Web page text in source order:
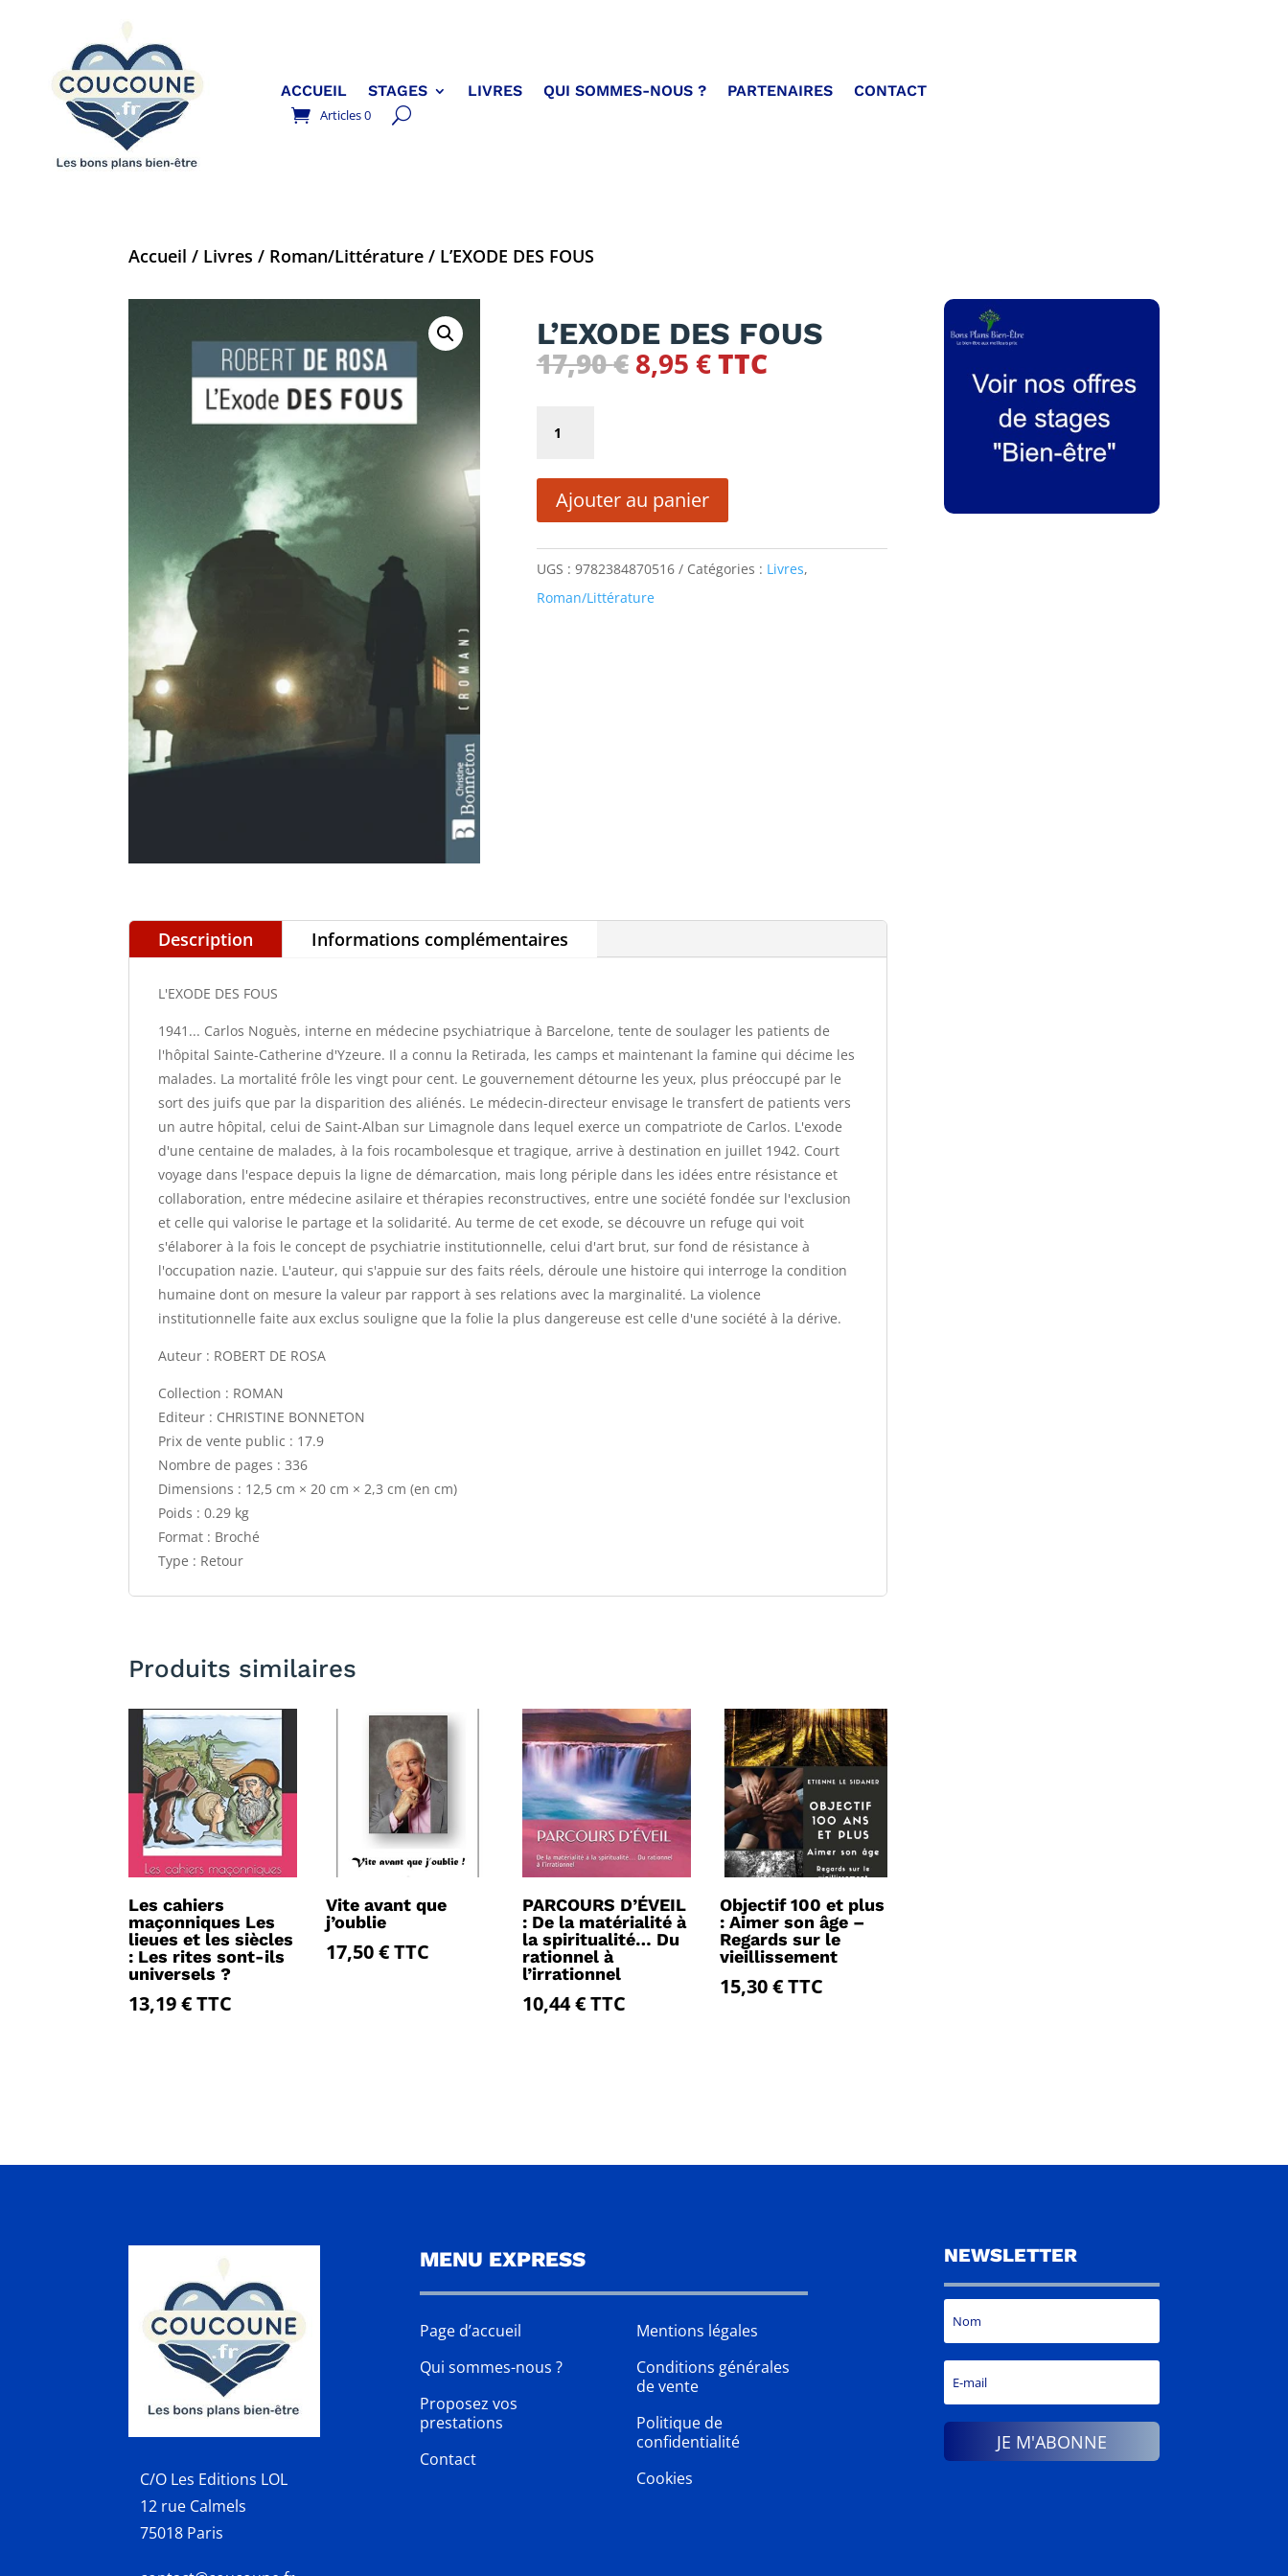
ACCUEIL STAGES LIVRES QUI SOMMES-NOUS ? PARTENAIRES CONTACT
Articles 0
Accueil / Livres / Roman/Littérature / L’EXODE DES FOUS
L’EXODE DES FOUS
17,90€ Le
17,90 €.
8,95 €Le
8,95 €.
TTC
L'EXODE
DESAjouter au panier
UGS : 9782384870516 Catégories : Livres,
Roman/Littérature
Description Informations complémentaires
L'EXODE DES FOUS
1941... Carlos Noguès, interne en médecine psychiatrique à Barcelone, tente de soulager les patients de
l'hôpital Sainte-Catherine d'Yzeure. Il a connu la Retirada, les camps et maintenant la famine qui décime les
malades. La mortalité frôle les vingt pour cent. Le gouvernement détourne les yeux, plus préoccupé par le
sort des juifs que par la disparition des aliénés. Le médecin-directeur envisage le transfert de patients vers
un autre hôpital, celui de Saint-Alban sur Limagnole dans lequel exerce un compatriote de Carlos. L'exode
d'une centaine de malades, à la fois rocambolesque et tragique, arrive à destination en juillet 1942. Court
voyage dans l'espace depuis la ligne de démarcation, mais long périple dans les idées entre résistance et
collaboration, entre médecine asilaire et thérapies reconstructives, entre une société fondée sur l'exclusion
et celle qui valorise le partage et la solidarité. Au terme de cet exode, se découvre un refuge qui voit
s'élaborer à la fois le concept de psychiatrie institutionnelle, celui d'art brut, sur fond de résistance à
l'occupation nazie. L'auteur, qui s'appuie sur des faits réels, déroule une histoire qui interroge la condition
humaine dont on mesure la valeur par rapport à ses relations avec la marginalité. La violence
institutionnelle faite aux exclus souligne que la folie la plus dangereuse est celle d'une société à la dérive.
Auteur : ROBERT DE ROSA
Collection : ROMAN
Editeur : CHRISTINE BONNETON
Prix de vente public : 17.9
Nombre de pages : 336
Dimensions : 12,5 cm × 20 cm × 2,3 cm (en cm)
Poids : 0.29 kg
Format : Broché
Type : Retour
Produits similaires
Les cahiers
maçonniques Les
lieues et les siècles
: Les rites sont-ils
universels ?
13,19€ TTC
Vite avant que
j’oublie
17,50€TTC
PARCOURS D’ÉVEIL
: De la matérialité à
la spiritualité… Du
rationnel à
l’irrationnel
10,44€TTC
Objectif 100 et plus
: Aimer son âge –
Regards sur le
vieillissement
15,30€TTC
C/O Les Editions LOL
12 rue Calmels
75018 Paris
MENU EXPRESS
Page d’accueil
Qui sommes-nous ?
Proposez vos
prestations
Contact
Mentions légales
Conditions générales
de vente
Politique de
confidentialité
Cookies
NEWSLETTER
JE M'ABONNE